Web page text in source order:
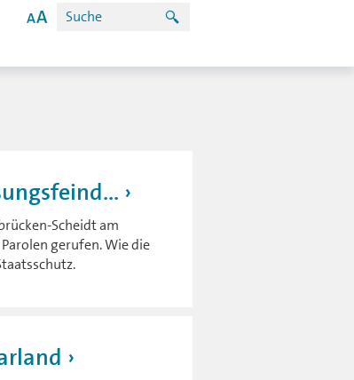
Scheidt am
gerufen. Wie die